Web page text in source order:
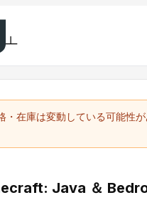
在庫は変動している可能性
Java ＆